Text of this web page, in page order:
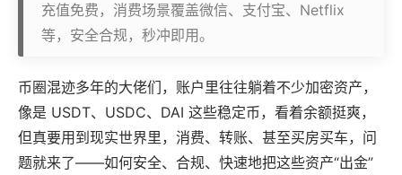
充值免费，消费场景覆盖微信、支付宝、Netflix
等，安全合规，秒冲即用。
币圈混迹多年的大佬们，账户里往往躺着不少加密资产，
像是 USDT、USDC、DAI 这些稳定币，看着余额挺爽，
但真要用到现实世界里，消费、转账、甚至买房买车，问
题就来了——如何安全、合规、快速地把这些资产“出金”